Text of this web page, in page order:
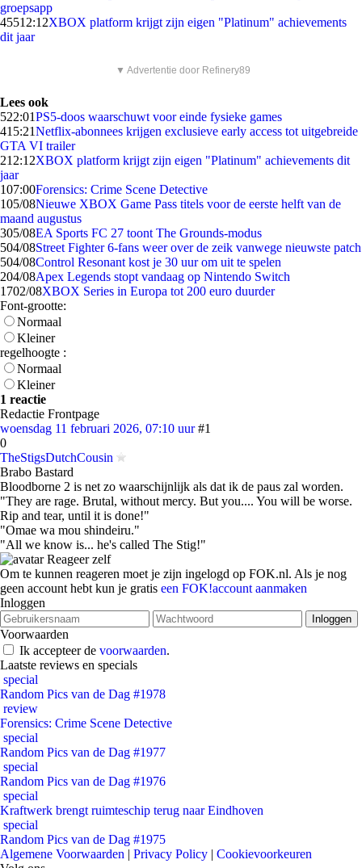
groepsapp
45512:12XBOX platform krijgt zijn eigen "Platinum" achievements
dit jaar
▼ Advertentie door Refinery89
Lees ook
522:01PS5-doos waarschuwt voor einde fysieke games
415:21Netflix-abonnees krijgen exclusieve early access tot uitgebreide
GTA VI trailer
212:12XBOX platform krijgt zijn eigen "Platinum" achievements dit
jaar
107:00Forensics: Crime Scene Detective
105/08Nieuwe XBOX Game Pass titels voor de eerste helft van de
maand augustus
305/08EA Sports FC 27 toont The Grounds-modus
504/08Street Fighter 6-fans weer over de zeik vanwege nieuwste patch
504/08Control Resonant kost je 30 uur om uit te spelen
204/08Apex Legends stopt vandaag op Nintendo Switch
1702/08XBOX Series in Europa tot 200 euro duurder
Font-grootte:
Normaal
Kleiner
regelhoogte :
Normaal
Kleiner
1 reactie
Redactie Frontpage
woensdag 11 februari 2026, 07:10 uur #1
0
TheStigsDutchCousin
Brabo Bastard
Bloodborne 2 is net zo waarschijnlijk als dat ik de paus zal worden.
"They are rage. Brutal, without mercy. But you.... You will be worse.
Rip and tear, until it is done!"
"Omae wa mou shindeiru."
"All we know is... he's called The Stig!"
Reageer zelf
Om te kunnen reageren moet je zijn ingelogd op FOK.nl. Als je nog
geen account hebt kun je gratis een FOK!account aanmaken
Inloggen
Voorwaarden
Ik accepteer de voorwaarden.
Laatste reviews en specials
special
Random Pics van de Dag #1978
review
Forensics: Crime Scene Detective
special
Random Pics van de Dag #1977
special
Random Pics van de Dag #1976
special
Kraftwerk brengt ruimteschip terug naar Eindhoven
special
Random Pics van de Dag #1975
Algemene Voorwaarden | Privacy Policy | Cookievoorkeuren